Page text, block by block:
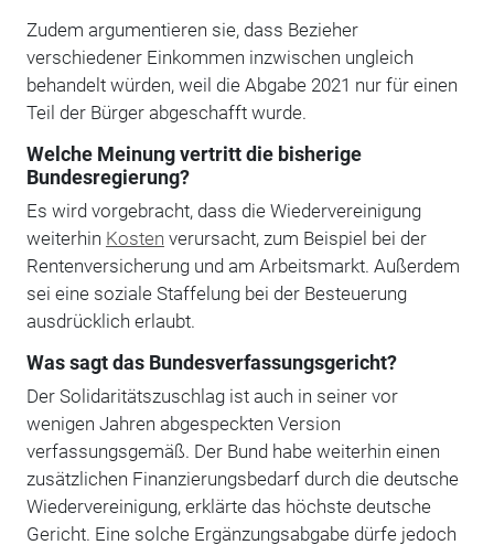
Zudem argumentieren sie, dass Bezieher
verschiedener Einkommen inzwischen ungleich
behandelt würden, weil die Abgabe 2021 nur für einen
Teil der Bürger abgeschafft wurde.
Welche Meinung vertritt die bisherige
Bundesregierung?
Es wird vorgebracht, dass die Wiedervereinigung
weiterhin Kosten verursacht, zum Beispiel bei der
Rentenversicherung und am Arbeitsmarkt. Außerdem
sei eine soziale Staffelung bei der Besteuerung
ausdrücklich erlaubt.
Was sagt das Bundesverfassungsgericht?
Der Solidaritätszuschlag ist auch in seiner vor
wenigen Jahren abgespeckten Version
verfassungsgemäß. Der Bund habe weiterhin einen
zusätzlichen Finanzierungsbedarf durch die deutsche
Wiedervereinigung, erklärte das höchste deutsche
Gericht. Eine solche Ergänzungsabgabe dürfe jedoch